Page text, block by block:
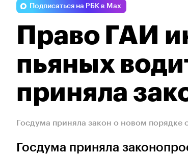
Подписаться на РБК в Max
Право ГАИ
пьяных
приняла
Госдума приняла закон о новом
Госдума приняла